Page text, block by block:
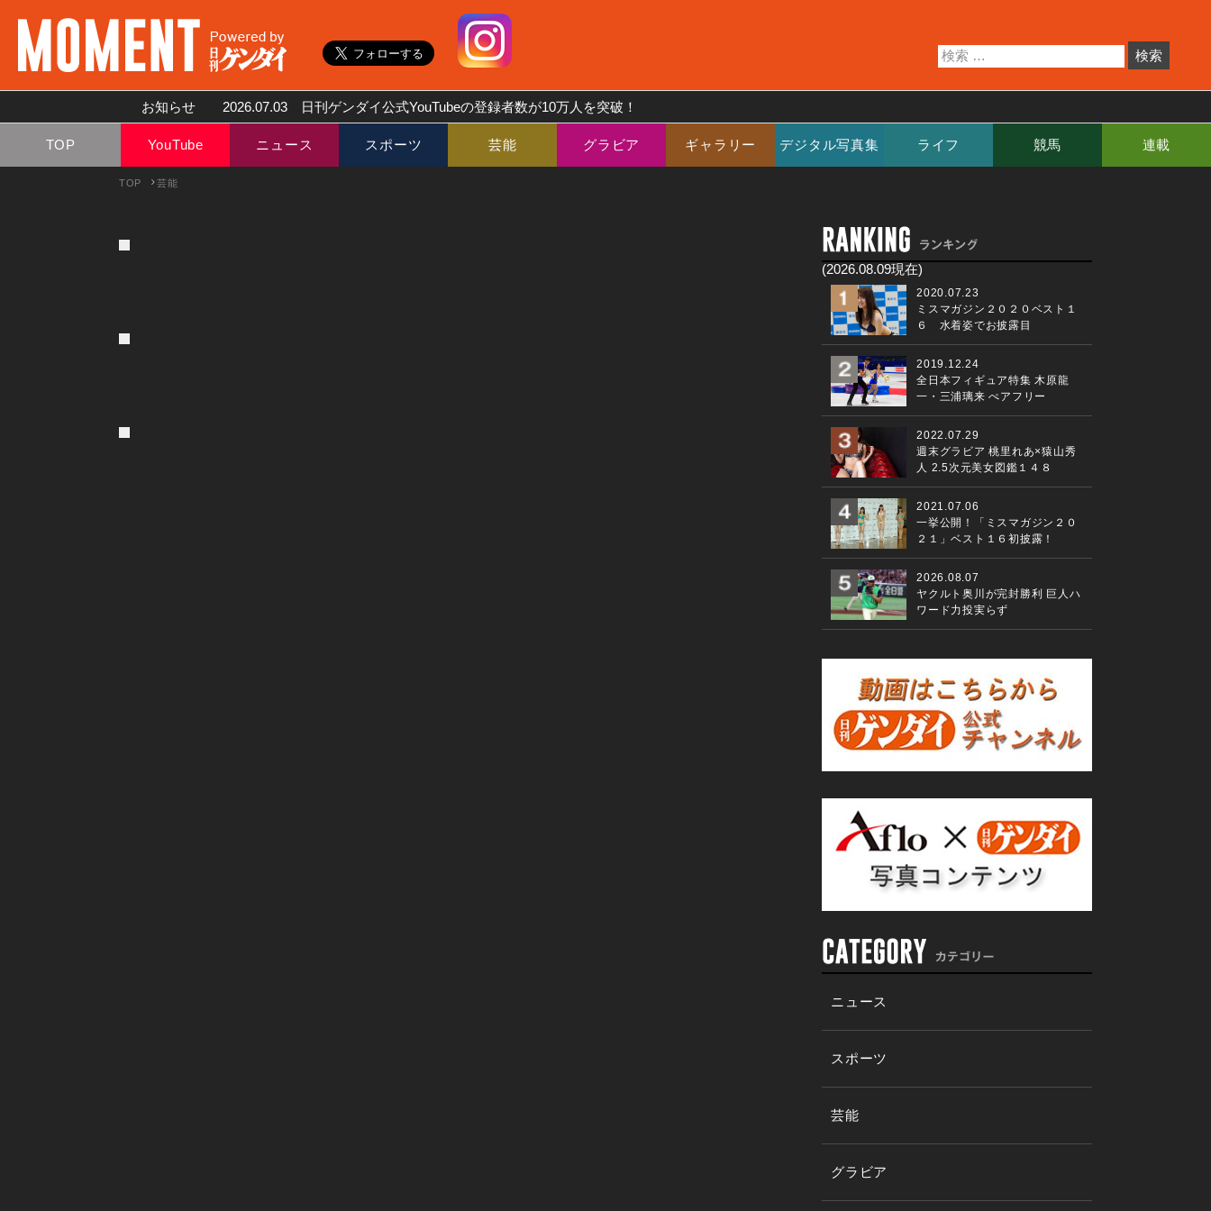
お知らせ 2026.07.03 日刊ゲンダイ公式YouTubeの登録者数が10万人を突破！
TOP YouTube ニュース スポーツ 芸能 グラビア ギャラリー デジタル写真集 ライフ 競馬 連載
TOP 芸能
(2026.08.09現在)
2020.07.23
ミスマガジン２０２０ベスト１
６ 水着姿でお披露目
2019.12.24
全日本フィギュア特集 木原龍
一・三浦璃来 ぺアフリー
2022.07.29
週末グラビア 桃里れあ×猿山秀
人 2.5次元美女図鑑１４８
2021.07.06
一挙公開！「ミスマガジン２０
２１」ベスト１６初披露！
2026.08.07
ヤクルト奥川が完封勝利 巨人ハ
ワード力投実らず
ニュース
スポーツ
芸能
グラビア